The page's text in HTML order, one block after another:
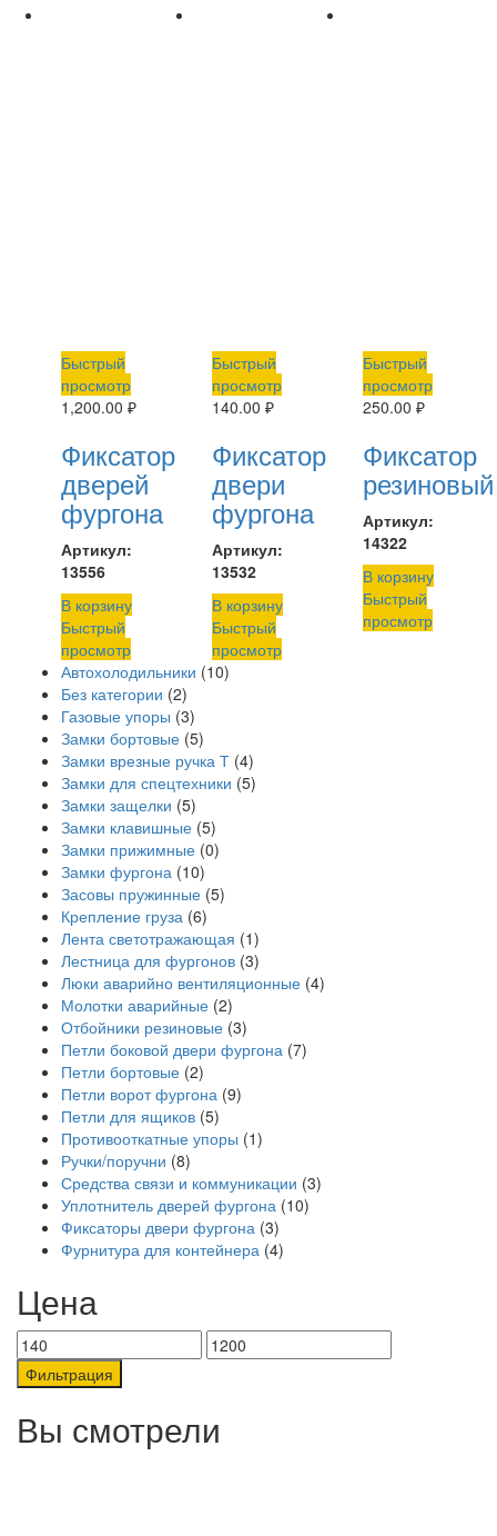
Быстрый
просмотр
1,200.00 ₽
Фиксатор
дверей
фургона
Артикул:
13556
В корзину
Быстрый
просмотр
Быстрый
просмотр
140.00 ₽
Фиксатор
двери
фургона
Артикул:
13532
В корзину
Быстрый
просмотр
Быстрый
просмотр
250.00 ₽
Фиксатор
резиновый
Артикул:
14322
В корзину
Быстрый
просмотр
Автохолодильники (10)
Без категории (2)
Газовые упоры (3)
Замки бортовые (5)
Замки врезные ручка Т (4)
Замки для спецтехники (5)
Замки защелки (5)
Замки клавишные (5)
Замки прижимные (0)
Замки фургона (10)
Засовы пружинные (5)
Крепление груза (6)
Лента светотражающая (1)
Лестница для фургонов (3)
Люки аварийно вентиляционные (4)
Молотки аварийные (2)
Отбойники резиновые (3)
Петли боковой двери фургона (7)
Петли бортовые (2)
Петли ворот фургона (9)
Петли для ящиков (5)
Противооткатные упоры (1)
Ручки/поручни (8)
Средства связи и коммуникации (3)
Уплотнитель дверей фургона (10)
Фиксаторы двери фургона (3)
Фурнитура для контейнера (4)
Цена
Минимальная
цена
Максимальная
цена
Фильтрация
Вы смотрели